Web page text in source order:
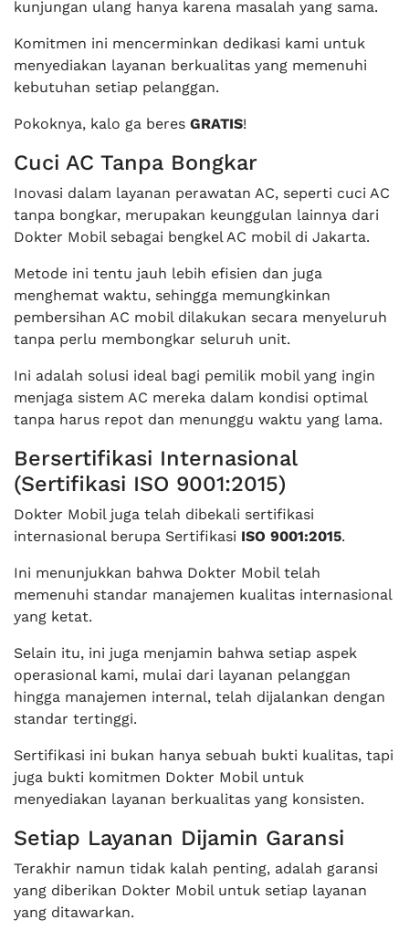
kunjungan ulang hanya karena masalah yang sama.
Komitmen ini mencerminkan dedikasi kami untuk
menyediakan layanan berkualitas yang memenuhi
kebutuhan setiap pelanggan.
Pokoknya, kalo ga beres GRATIS!
Cuci AC Tanpa Bongkar
Inovasi dalam layanan perawatan AC, seperti cuci AC
tanpa bongkar, merupakan keunggulan lainnya dari
Dokter Mobil sebagai bengkel AC mobil di Jakarta.
Metode ini tentu jauh lebih efisien dan juga
menghemat waktu, sehingga memungkinkan
pembersihan AC mobil dilakukan secara menyeluruh
tanpa perlu membongkar seluruh unit.
Ini adalah solusi ideal bagi pemilik mobil yang ingin
menjaga sistem AC mereka dalam kondisi optimal
tanpa harus repot dan menunggu waktu yang lama.
Bersertifikasi Internasional
(Sertifikasi ISO 9001:2015)
Dokter Mobil juga telah dibekali sertifikasi
internasional berupa Sertifikasi ISO 9001:2015.
Ini menunjukkan bahwa Dokter Mobil telah
memenuhi standar manajemen kualitas internasional
yang ketat.
Selain itu, ini juga menjamin bahwa setiap aspek
operasional kami, mulai dari layanan pelanggan
hingga manajemen internal, telah dijalankan dengan
standar tertinggi.
Sertifikasi ini bukan hanya sebuah bukti kualitas, tapi
juga bukti komitmen Dokter Mobil untuk
menyediakan layanan berkualitas yang konsisten.
Setiap Layanan Dijamin Garansi
Terakhir namun tidak kalah penting, adalah garansi
yang diberikan Dokter Mobil untuk setiap layanan
yang ditawarkan.